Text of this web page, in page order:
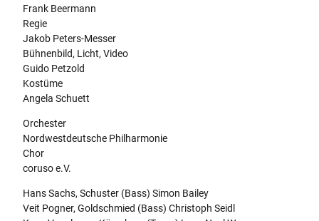
Frank Beermann
Regie
Jakob Peters-Messer
Bühnenbild, Licht, Video
Guido Petzold
Kostüme
Angela Schuett
Orchester
Nordwestdeutsche Philharmonie
Chor
coruso e.V.
Hans Sachs, Schuster (Bass) Simon Bailey
Veit Pogner, Goldschmied (Bass) Christoph Seidl